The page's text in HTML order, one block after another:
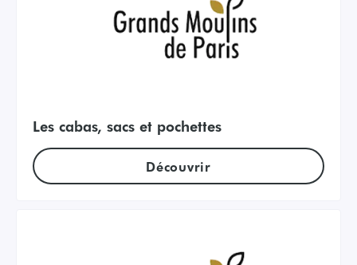
Les cabas, sacs et pochettes
Découvrir